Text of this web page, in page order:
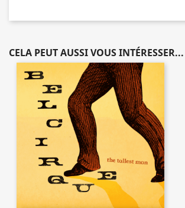
CELA PEUT AUSSI VOUS INTÉRESSER...